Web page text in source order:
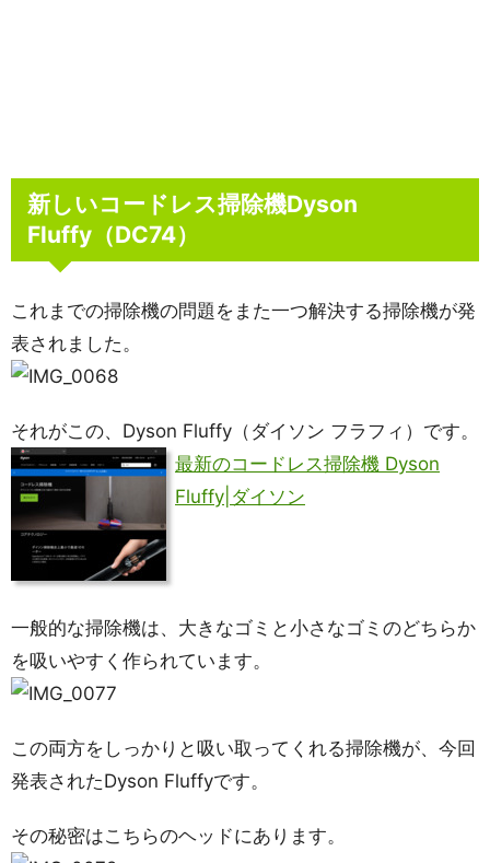
新しいコードレス掃除機Dyson
Fluffy（DC74）
これまでの掃除機の問題をまた一つ解決する掃除機が発
表されました。
それがこの、Dyson Fluffy（ダイソン フラフィ）です。
最新のコードレス掃除機 Dyson
Fluffy|ダイソン
一般的な掃除機は、大きなゴミと小さなゴミのどちらか
を吸いやすく作られています。
この両方をしっかりと吸い取ってくれる掃除機が、今回
発表されたDyson Fluffyです。
その秘密はこちらのヘッドにあります。